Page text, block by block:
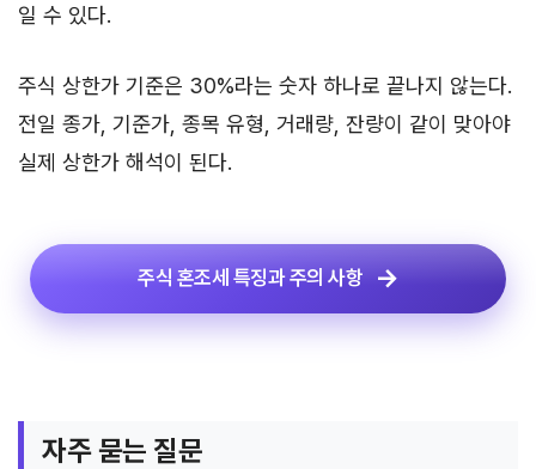
일 수 있다.
주식 상한가 기준은 30%라는 숫자 하나로 끝나지 않는다.
전일 종가, 기준가, 종목 유형, 거래량, 잔량이 같이 맞아야
실제 상한가 해석이 된다.
주식 혼조세 특징과 주의 사항
자주 묻는 질문